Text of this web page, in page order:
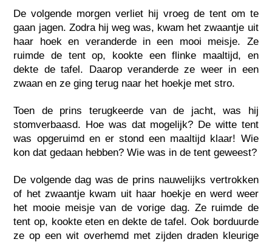
De volgende morgen verliet hij vroeg de tent om te
gaan jagen. Zodra hij weg was, kwam het zwaantje uit
haar hoek en veranderde in een mooi meisje. Ze
ruimde de tent op, kookte een flinke maaltijd, en
dekte de tafel. Daarop veranderde ze weer in een
zwaan en ze ging terug naar het hoekje met stro.
Toen de prins terugkeerde van de jacht, was hij
stomverbaasd. Hoe was dat mogelijk? De witte tent
was opgeruimd en er stond een maaltijd klaar! Wie
kon dat gedaan hebben? Wie was in de tent geweest?
De volgende dag was de prins nauwelijks vertrokken
of het zwaantje kwam uit haar hoekje en werd weer
het mooie meisje van de vorige dag. Ze ruimde de
tent op, kookte eten en dekte de tafel. Ook borduurde
ze op een wit overhemd met zijden draden kleurige